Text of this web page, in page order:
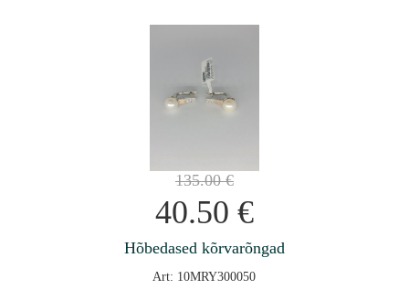
135.00€
40.50 €
Hõbedased kõrvarõngad
Art: 10MRY300050